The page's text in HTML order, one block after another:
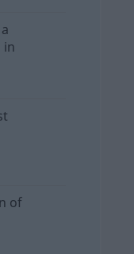
in
of